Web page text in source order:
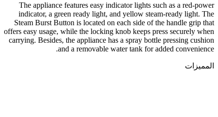
The appliance features easy indicator lights such as a red-power
indicator, a green ready light, and yellow steam-ready light. The
Steam Burst Button is located on each side of the handle grip that
offers easy usage, while the locking knob keeps press securely when
carrying. Besides, the appliance has a spray bottle pressing cushion
and a removable water tank for added convenience.
المميزات